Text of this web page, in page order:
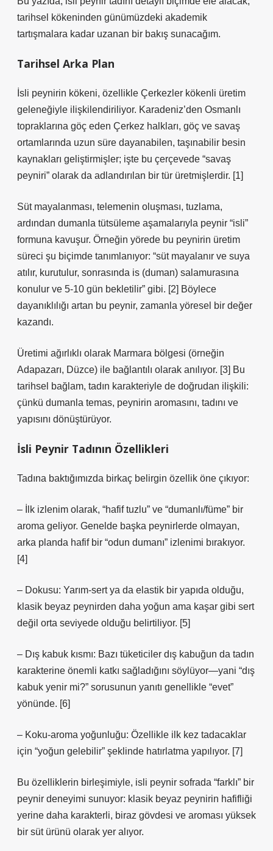
tarihsel kökeninden günümüzdeki akademik
tartışmalara kadar uzanan bir bakış sunacağım.
Tarihsel Arka Plan
İsli peynirin kökeni, özellikle Çerkezler kökenli üretim
geleneğiyle ilişkilendiriliyor. Karadeniz’den Osmanlı
topraklarına göç eden Çerkez halkları, göç ve savaş
ortamlarında uzun süre dayanabilen, taşınabilir besin
kaynakları geliştirmişler; işte bu çerçevede “savaş
peyniri” olarak da adlandırılan bir tür üretmişlerdir. [1]
Süt mayalanması, telemenin oluşması, tuzlama,
ardından dumanla tütsüleme aşamalarıyla peynir “isli”
formuna kavuşur. Örneğin yörede bu peynirin üretim
süreci şu biçimde tanımlanıyor: “süt mayalanır ve suya
atılır, kurutulur, sonrasında is (duman) salamurasına
konulur ve 5‑10 gün bekletilir” gibi. [2] Böylece
dayanıklılığı artan bu peynir, zamanla yöresel bir değer
kazandı.
Üretimi ağırlıklı olarak Marmara bölgesi (örneğin
Adapazarı, Düzce) ile bağlantılı olarak anılıyor. [3] Bu
tarihsel bağlam, tadın karakteriyle de doğrudan ilişkili:
çünkü dumanla temas, peynirin aromasını, tadını ve
yapısını dönüştürüyor.
İsli Peynir Tadının Özellikleri
Tadına baktığımızda birkaç belirgin özellik öne çıkıyor:
– İlk izlenim olarak, “hafif tuzlu” ve “dumanlı/füme” bir
aroma geliyor. Genelde başka peynirlerde olmayan,
arka planda hafif bir “odun dumanı” izlenimi bırakıyor.
[4]
– Dokusu: Yarım‑sert ya da elastik bir yapıda olduğu,
klasik beyaz peynirden daha yoğun ama kaşar gibi sert
değil orta seviyede olduğu belirtiliyor. [5]
– Dış kabuk kısmı: Bazı tüketiciler dış kabuğun da tadın
karakterine önemli katkı sağladığını söylüyor—yani “dış
kabuk yenir mi?” sorusunun yanıtı genellikle “evet”
yönünde. [6]
– Koku‑aroma yoğunluğu: Özellikle ilk kez tadacaklar
için “yoğun gelebilir” şeklinde hatırlatma yapılıyor. [7]
Bu özelliklerin birleşimiyle, isli peynir sofrada “farklı” bir
peynir deneyimi sunuyor: klasik beyaz peynirin hafifliği
yerine daha karakterli, biraz gövdesi ve aroması yüksek
bir süt ürünü olarak yer alıyor.